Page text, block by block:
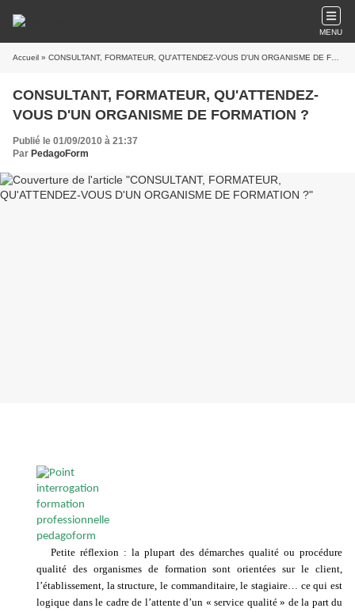
MENU
Accueil » CONSULTANT, FORMATEUR, QU'ATTENDEZ-VOUS D'UN ORGANISME DE FORMATION ?
CONSULTANT, FORMATEUR, QU'ATTENDEZ-
VOUS D'UN ORGANISME DE FORMATION ?
Publié le 01/09/2010 à 21:37
Par PedagoForm
Petite réflexion : la plupart des démarches qualité ou procédure
qualité des organismes de formation sont orientées sur le client,
l’établissement, la structure, le commanditaire, le stagiaire… ce qui est
logique dans le cadre de l’attente d’un « service qualité » de la part du